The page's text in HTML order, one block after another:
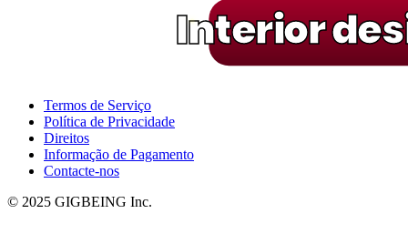
Interior
Termos de Serviço
Política de Privacidade
Direitos
Informação de Pagamento
Contacte-nos
© 2025 GIGBEING Inc.